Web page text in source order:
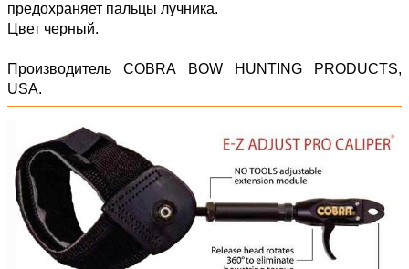
предохраняет пальцы лучника.
Цвет черный.
Производитель COBRA BOW HUNTING PRODUCTS,
USA.